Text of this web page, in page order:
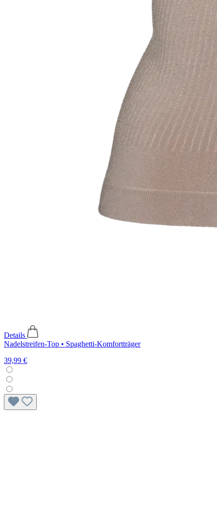
Details
Nadelstreifen-Top • Spaghetti-Komfortträger
39,99 €